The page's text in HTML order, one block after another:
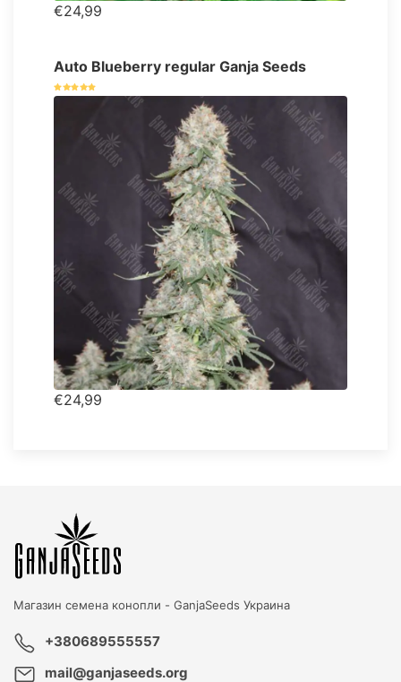
€24,99
Auto Blueberry regular Ganja Seeds
€24,99
Магазин семена конопли - GanjaSeeds Украина
+380689555557
mail@ganjaseeds.org